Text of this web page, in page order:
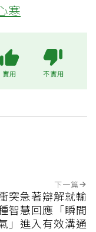
寒
實用 不實用
下一篇
突急著辯解就輸
智慧回應「瞬間
」進入有效溝通